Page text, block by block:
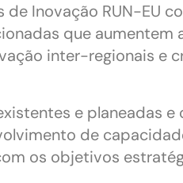
Inovação RUN-EU
que aumentem
inter-regionais e
e planeadas e
de
os objetivos